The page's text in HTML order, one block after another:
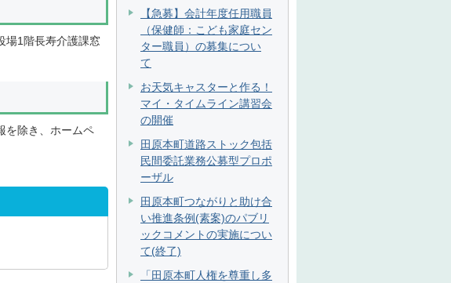
場1階長寿介護課窓
を除き、ホームペ
【急募】会計年度任用職員
（保健師：こども家庭セン
ター職員）の募集につい
て
お天気キャスターと作る！
マイ・タイムライン講習会
の開催
田原本町道路ストック包括
民間委託業務公募型プロポ
ーザル
田原本町つながりと助け合
い推進条例(素案)のパブリ
ックコメントの実施につい
て(終了)
「田原本町人権を尊重し多